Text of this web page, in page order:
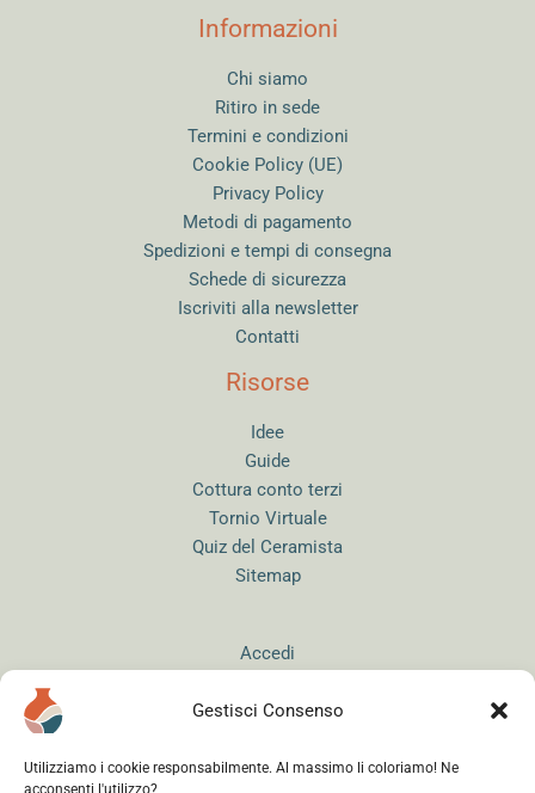
Gestisci Consenso
Utilizziamo i cookie responsabilmente. Al massimo li coloriamo! Ne
acconsenti l'utilizzo?
Informazioni
Chi siamo
Ritiro in sede
Termini e condizioni
Cookie Policy (UE)
Privacy Policy
Metodi di pagamento
Spedizioni e tempi di consegna
Schede di sicurezza
Iscriviti alla newsletter
Contatti
Risorse
Idee
Guide
Cottura conto terzi
Tornio Virtuale
Quiz del Ceramista
Sitemap
Accedi